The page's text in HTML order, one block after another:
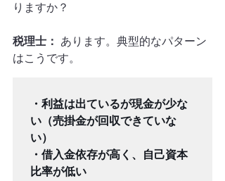
りますか？
税理士： あります。典型的なパターン
はこうです。
・利益は出ているが現金が少な
い（売掛金が回収できていな
い）
・借入金依存が高く、自己資本
比率が低い